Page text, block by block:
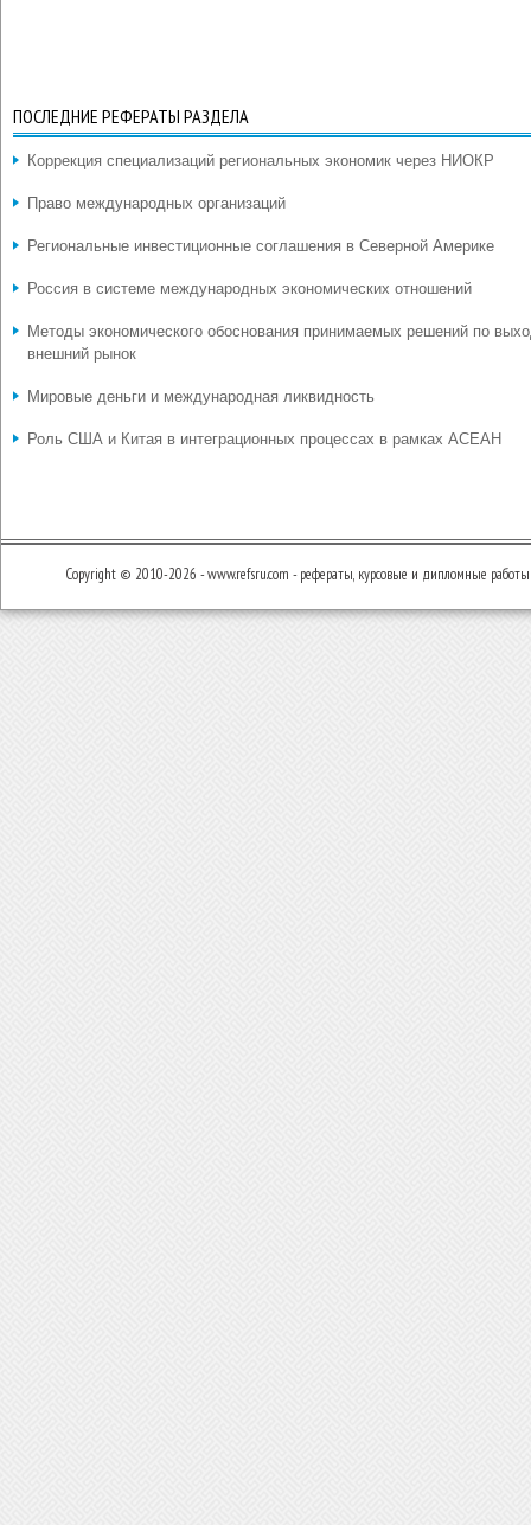
ПОСЛЕДНИЕ РЕФЕРАТЫ РАЗДЕЛА
Коррекция специализаций региональных экономик через НИОКР
Право международных организаций
Региональные инвестиционные соглашения в Северной Америке
Россия в системе международных экономических отношений
Методы экономического обоснования принимаемых решений по
внешний рынок
Мировые деньги и международная ликвидность
Роль США и Китая в интеграционных процессах в рамках АСЕАН
Copyright © 2010-2026 - www.refsru.com - рефераты, курсовые и дипломные работы